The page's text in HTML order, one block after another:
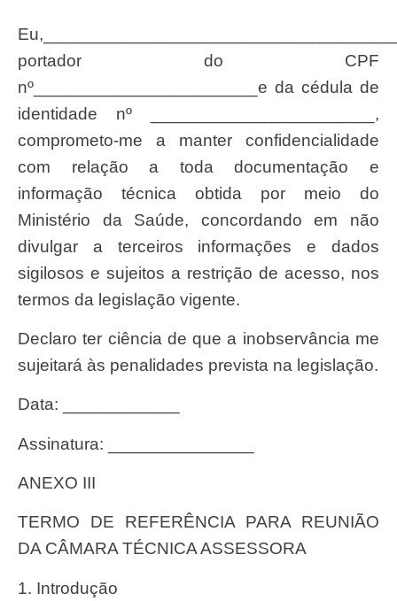
Eu,______________________________________________________________,
portador do CPF
nº_______________________e da cédula de
identidade nº _______________________,
comprometo-me a manter confidencialidade
com relação a toda documentação e
informação técnica obtida por meio do
Ministério da Saúde, concordando em não
divulgar a terceiros informações e dados
sigilosos e sujeitos a restrição de acesso, nos
termos da legislação vigente.
Declaro ter ciência de que a inobservância me
sujeitará às penalidades prevista na legislação.
Data: ____________
Assinatura: _______________
ANEXO III
TERMO DE REFERÊNCIA PARA REUNIÃO
DA CÂMARA TÉCNICA ASSESSORA
1. Introdução